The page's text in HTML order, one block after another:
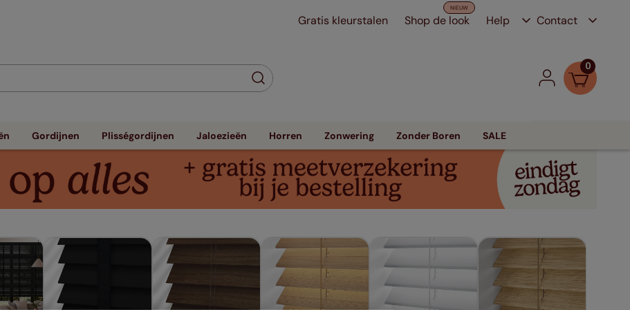
Gratis kleurstalen Shop de look Help Contact
0
Gordijnen Plisségordijnen Jaloezieën Horren Zonwering Zonder Boren SALE